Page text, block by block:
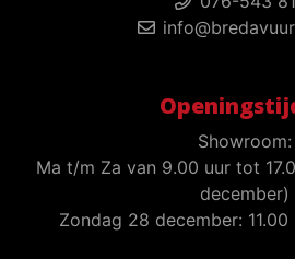
Showroom:
Ma t/m Za van 9.00 uur tot
december)
Zondag 28 december: